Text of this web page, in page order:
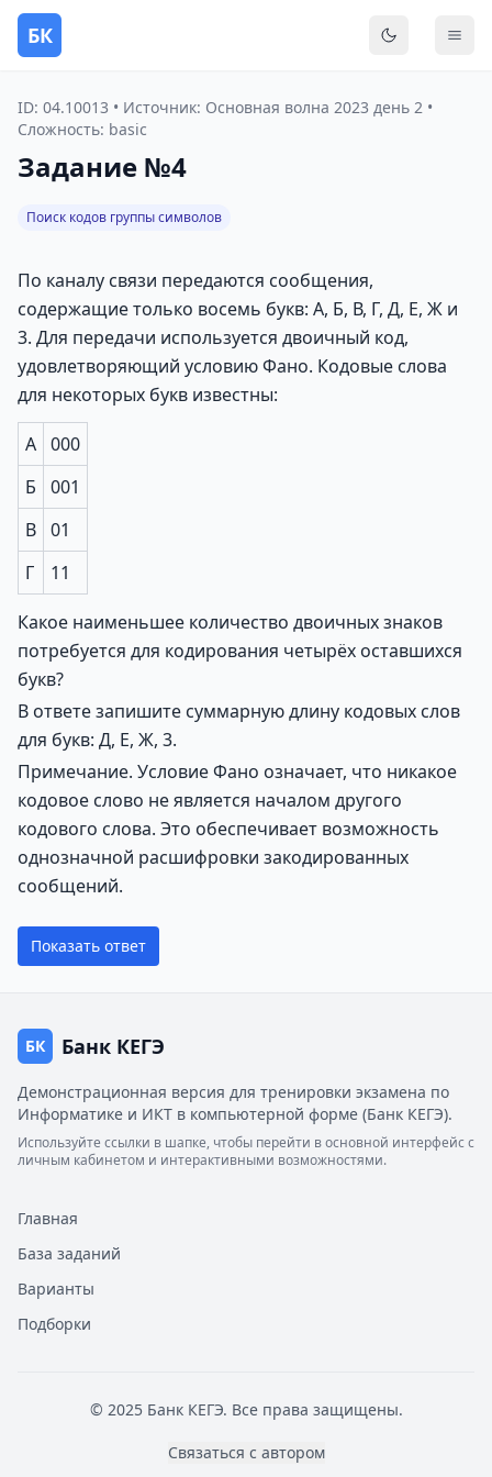
БК
ID: 04.10013 • Источник: Основная волна 2023 день 2 •
Сложность: basic
Задание №4
Поиск кодов группы символов
По каналу связи передаются сообщения,
содержащие только восемь букв: А, Б, В, Г, Д, Е, Ж и
3. Для передачи используется двоичный код,
удовлетворяющий условию Фано. Кодовые слова
для некоторых букв известны:
А 000
Б
001
В 01
Г
11
Какое наименьшее количество двоичных знаков
потребуется для кодирования четырёх оставшихся
букв?
В ответе запишите суммарную длину кодовых слов
для букв: Д, Е, Ж, 3.
Примечание. Условие Фано означает, что никакое
кодовое слово не является началом другого
кодового слова. Это обеспечивает возможность
однозначной расшифровки закодированных
сообщений.
Показать ответ
БК Банк КЕГЭ
Демонстрационная версия для тренировки экзамена по
Информатике и ИКТ в компьютерной форме (Банк КЕГЭ).
Используйте ссылки в шапке, чтобы перейти в основной интерфейс с
личным кабинетом и интерактивными возможностями.
Главная
База заданий
Варианты
Подборки
© 2025 Банк КЕГЭ. Все права защищены.
Связаться с автором